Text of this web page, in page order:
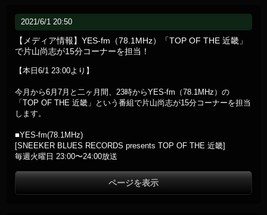
2021/6/1 20:50
【メディア情報】YES-fm（78.1MHz）「TOP OF THE 近畿」
で片山尚志が15分コーナーを担当！
【本日6/1 23:00より】
今月から6月7月と二ヶ月間、23時からYES-fm（78.1MHz）の
「TOP OF THE 近畿」という番組で片山尚志が15分コーナーを担当
します。
■YES-fm(78.1MHz)
[SNEEKER BLUES RECORDS presents TOP OF THE 近畿]
毎週火曜日 23:00〜24:00放送
ページを表示